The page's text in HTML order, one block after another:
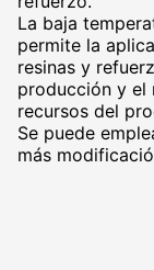
La baja
permite la
resinas y
producción y el
recursos del
Se puede
más